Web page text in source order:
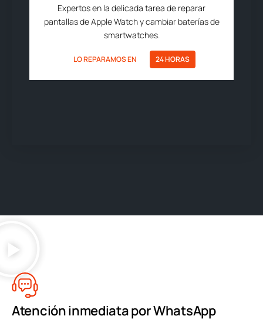
Expertos en la delicada tarea de reparar
pantallas de Apple Watch y cambiar baterías de
smartwatches.
LO REPARAMOS EN 24 HORAS
Atención inmediata por WhatsApp